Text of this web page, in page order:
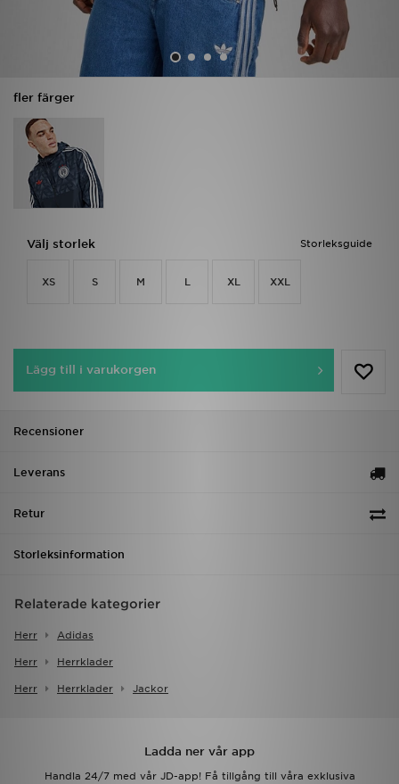
fler färger
Storleksguide
Välj storlek
XS S M L XL XXL
Lägg till i varukorgen
Recensioner
Leverans
Retur
Storleksinformation
Relaterade kategorier
Herr Adidas
Herr Herrklader
Herr Herrklader Jackor
Ladda ner vår app
Handla 24/7 med vår JD-app! Få tillgång till våra exklusiva